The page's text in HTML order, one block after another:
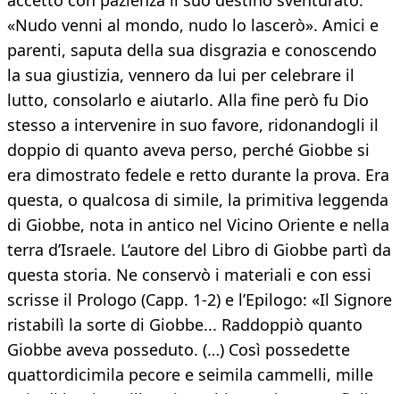
«Nudo venni al mondo, nudo lo lascerò». Amici e
parenti, saputa della sua disgrazia e conoscendo
la sua giustizia, vennero da lui per celebrare il
lutto, consolarlo e aiutarlo. Alla fine però fu Dio
stesso a intervenire in suo favore, ridonandogli il
doppio di quanto aveva perso, perché Giobbe si
era dimostrato fedele e retto durante la prova. Era
questa, o qualcosa di simile, la primitiva leggenda
di Giobbe, nota in antico nel Vicino Oriente e nella
terra d’Israele. L’autore del Libro di Giobbe partì da
questa storia. Ne conservò i materiali e con essi
scrisse il Prologo (Capp. 1-2) e l’Epilogo: «Il Signore
ristabilì la sorte di Giobbe... Raddoppiò quanto
Giobbe aveva posseduto. (…) Così possedette
quattordicimila pecore e seimila cammelli, mille